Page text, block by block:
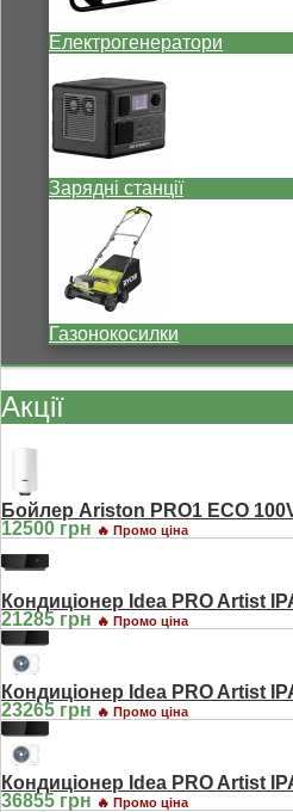
Електрогенератори
Зарядні станції
Газонокосилки
Акції
Бойлер Ariston PRO1 ECO
12500 грн 🔥 Промо ціна
Кондиціонер Idea PRO Artist
21285 грн 🔥 Промо ціна
Кондиціонер Idea PRO Artist
23265 грн 🔥 Промо ціна
Кондиціонер Idea PRO Artist
36855 грн 🔥 Промо ціна